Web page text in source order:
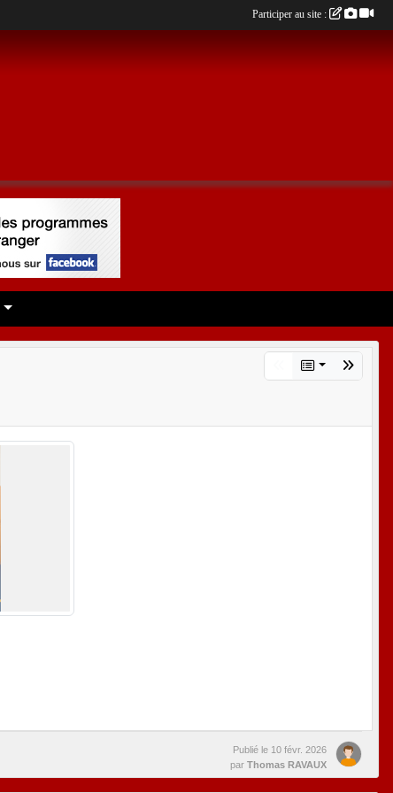
Publié le 10 févr. 2026
par Thomas RAVAUX
Participer au site :